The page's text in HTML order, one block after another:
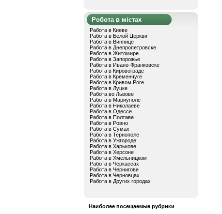
Робота в містах
Работа в Киеве
Работа в Белой Церкви
Работа в Виннице
Работа в Днепропетровске
Работа в Житомире
Работа в Запорожье
Работа в Ивано-Франковске
Работа в Кировограде
Работа в Кременчуге
Работа в Кривом Роге
Работа в Луцке
Работа во Львове
Работа в Мариуполе
Работа в Николаеве
Работа в Одессе
Работа в Полтаве
Работа в Ровно
Работа в Сумах
Работа в Тернополе
Работа в Ужгороде
Работа в Харькове
Работа в Херсоне
Работа в Хмельницком
Работа в Черкассах
Работа в Чернигове
Работа в Черновцах
Работа в Других городах
Наиболее посещаемые рубрики